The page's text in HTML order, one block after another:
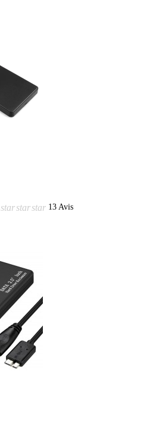
starstarstar 13 Avis